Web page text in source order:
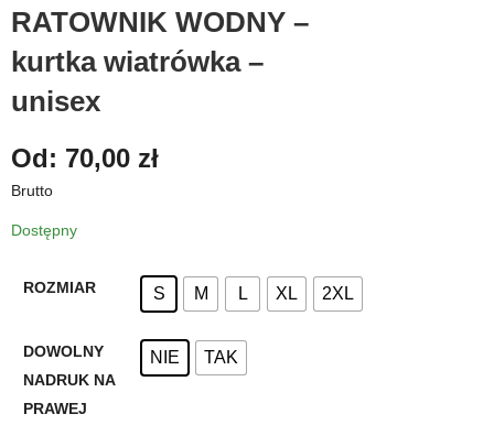
RATOWNIK WODNY –
kurtka wiatrówka –
unisex
Od: 70,00 zł
Brutto
Dostępny
ROZMIAR S M L XL 2XL
DOWOLNY
NADRUK NA
PRAWEJ
NIE TAK